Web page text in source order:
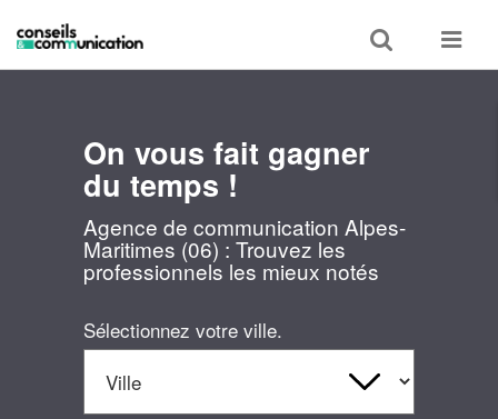
Toggle
search
Toggle
On vous fait gagner
du temps !
Agence de communication Alpes-
Maritimes (06) : Trouvez les
professionnels les mieux notés
Sélectionnez votre ville.